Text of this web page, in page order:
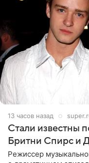
13 часов назад
Стали известны
Бритни Спирс и
Режиссер